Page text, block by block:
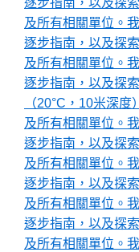
逐步指南，以及探
及所有相關單位。
逐步指南，以及探
及所有相關單位。
逐步指南，以及探
（20°C，10米深度）
及所有相關單位。
逐步指南，以及探
及所有相關單位。
逐步指南，以及探
及所有相關單位。
逐步指南，以及探
及所有相關單位。